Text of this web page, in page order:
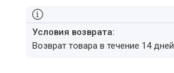
возврат товара в течение 14 дней